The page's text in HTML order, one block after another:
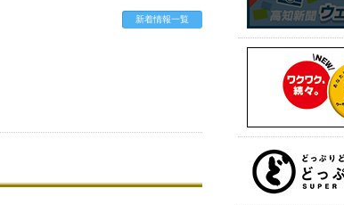
新着情報一覧